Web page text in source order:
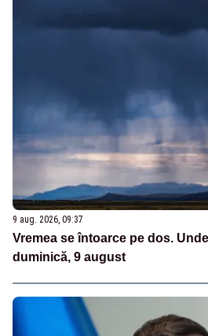
9 aug. 2026, 09:37
Vremea se întoarce pe dos.
duminică, 9 august